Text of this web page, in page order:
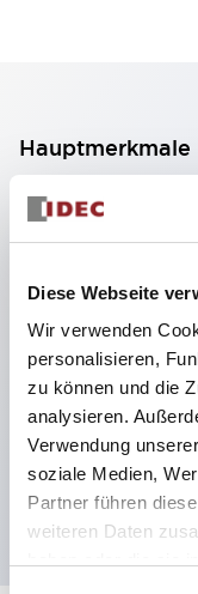
Diese Webseite
Wir verwenden
personalisieren,
zu können und die
analysieren.
Verwendung
soziale Medien,
Partner führen
weiteren Daten
Hauptmerkmale
2-Kontakt-
Kontakt-
Isolierung
59,9 mm (※ 22-
Platzsparendes
Freisetzung,